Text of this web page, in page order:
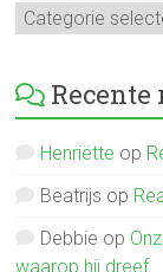
Mijn
verhalen
Recente
Henriëtte op
Beatrijs op
Debbie op
waarop hij dreef.